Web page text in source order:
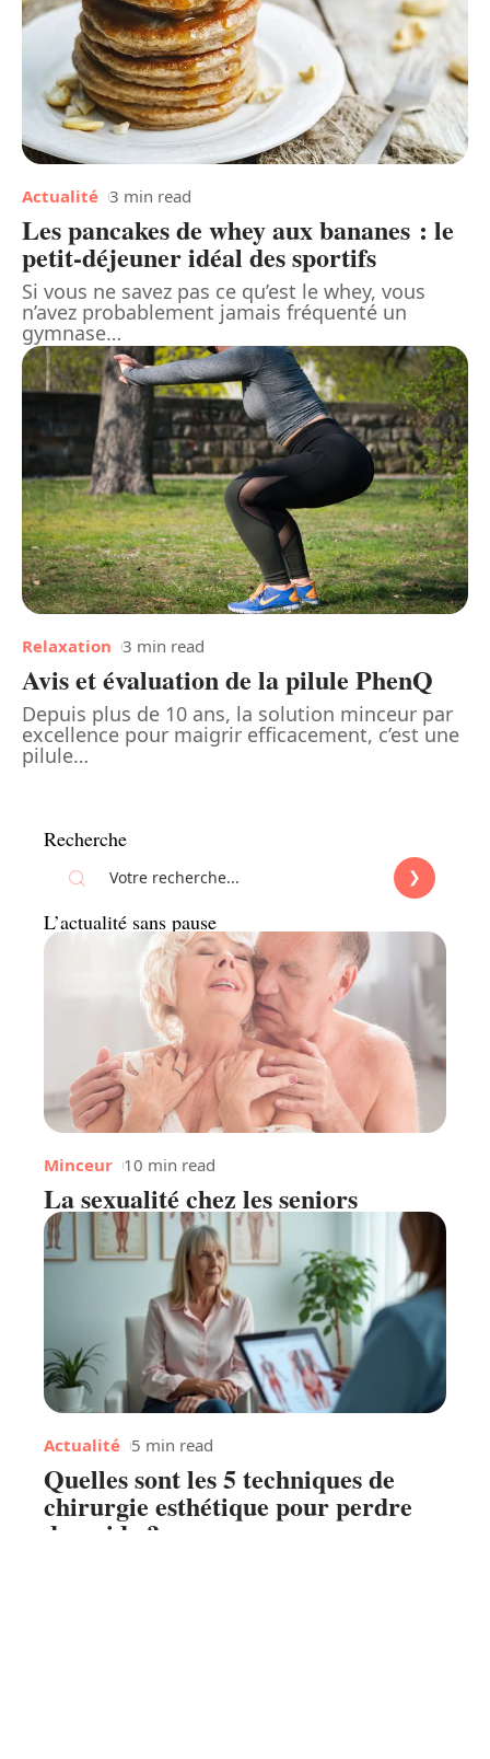
Actualité 3 min read
Les pancakes de whey aux bananes : le
petit-déjeuner idéal des sportifs
Si vous ne savez pas ce qu’est le whey, vous
n’avez probablement jamais fréquenté un
gymnase…
Relaxation 3 min read
Avis et évaluation de la pilule PhenQ
Depuis plus de 10 ans, la solution minceur par
excellence pour maigrir efficacement, c’est une
pilule…
Recherche
L’actualité sans pause
Minceur 10 min read
La sexualité chez les seniors
Actualité 5 min read
Quelles sont les 5 techniques de
chirurgie esthétique pour perdre
du poids ?